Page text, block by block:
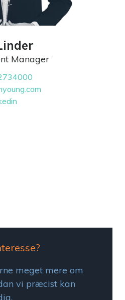
Manager
meget mere om
vi præcist kan